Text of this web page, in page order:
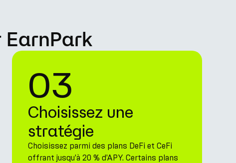
EarnPark
03
Choisissez une
stratégie
Choisissez parmi des plans DeFi et CeFi
offrant jusqu'à 20 % d'APY. Certains plans